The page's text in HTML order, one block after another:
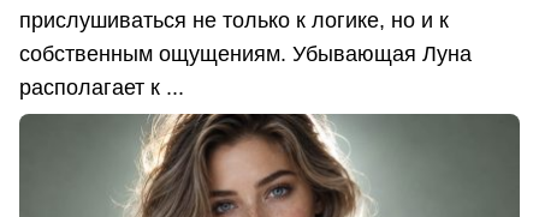
прислушиваться не только к логике, но и к
собственным ощущениям. Убывающая Луна
располагает к ...